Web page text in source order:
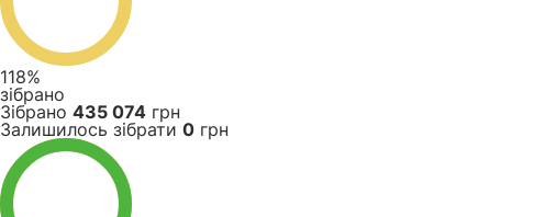
118%
зібрано
Зібрано 435 074 грн
Залишилось зібрати 0 грн